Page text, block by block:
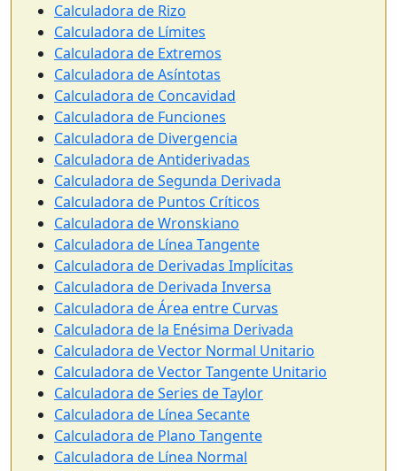
Calculadora de Rizo
Calculadora de Límites
Calculadora de Extremos
Calculadora de Asíntotas
Calculadora de Concavidad
Calculadora de Funciones
Calculadora de Divergencia
Calculadora de Antiderivadas
Calculadora de Segunda Derivada
Calculadora de Puntos Críticos
Calculadora de Wronskiano
Calculadora de Línea Tangente
Calculadora de Derivadas Implícitas
Calculadora de Derivada Inversa
Calculadora de Área entre Curvas
Calculadora de la Enésima Derivada
Calculadora de Vector Normal Unitario
Calculadora de Vector Tangente Unitario
Calculadora de Series de Taylor
Calculadora de Línea Secante
Calculadora de Plano Tangente
Calculadora de Línea Normal